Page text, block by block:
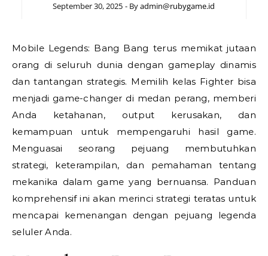
September 30, 2025 - Byadmin@rubygame.id
Mobile Legends: Bang Bang terus memikat jutaan
orang di seluruh dunia dengan gameplay dinamis
dan tantangan strategis. Memilih kelas Fighter bisa
menjadi game-changer di medan perang, memberi
Anda ketahanan, output kerusakan, dan
kemampuan untuk mempengaruhi hasil game.
Menguasai seorang pejuang membutuhkan
strategi, keterampilan, dan pemahaman tentang
mekanika dalam game yang bernuansa. Panduan
komprehensif ini akan merinci strategi teratas untuk
mencapai kemenangan dengan pejuang legenda
seluler Anda.